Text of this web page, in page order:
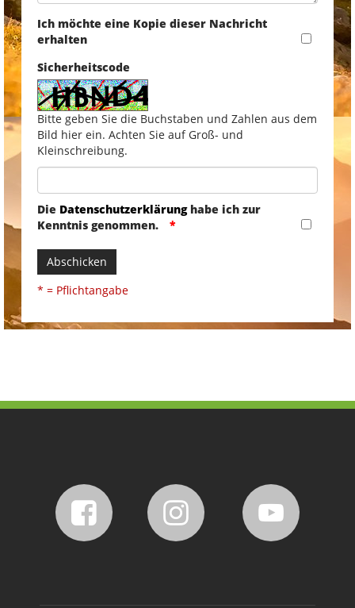
Ich möchte eine Kopie dieser Nachricht
erhalten
Sicherheitscode
Bitte geben Sie die Buchstaben und Zahlen aus dem
Bild hier ein. Achten Sie auf Groß- und
Kleinschreibung.
Die Datenschutzerklärunghabe ich zur
Kenntnis genommen.
Abschicken
* = Pflichtangabe